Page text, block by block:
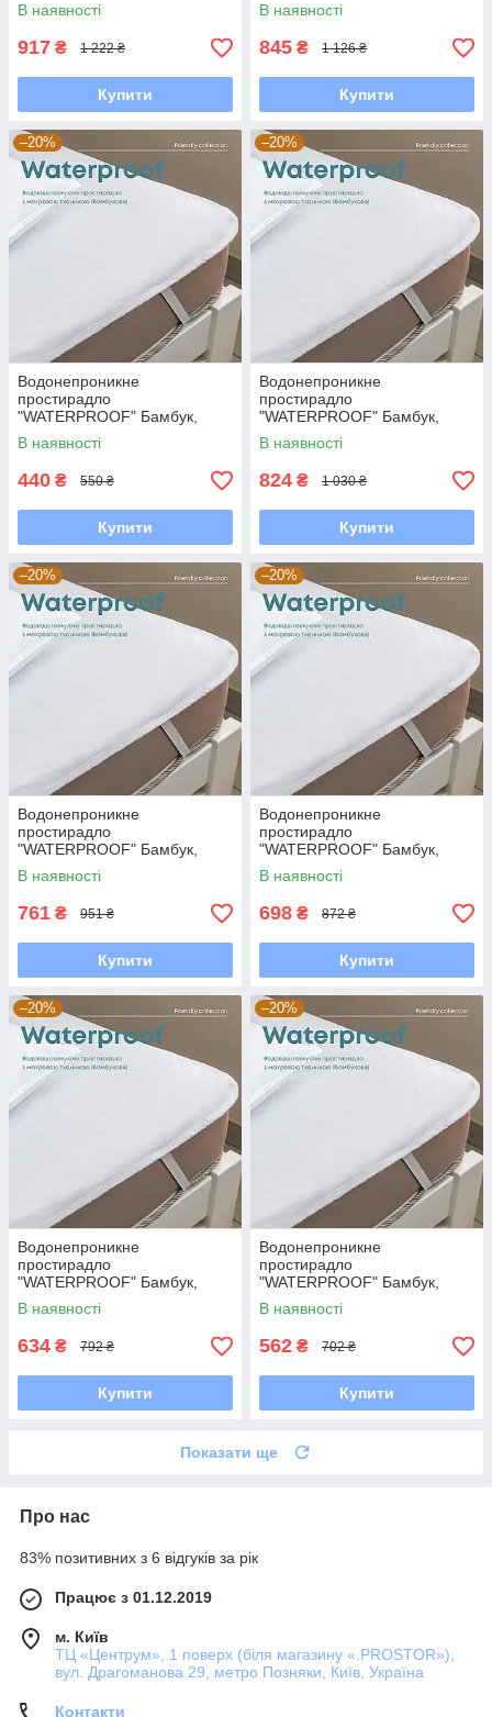
В наявності
917 ₴ 1 222 ₴
Купити
В наявності
845 ₴ 1 126 ₴
Купити
–20%
Водонепроникне
простирадло
"WATERPROOF" Бамбук,
80x200
В наявності
440 ₴ 550 ₴
Купити
–20%
Водонепроникне
простирадло
"WATERPROOF" Бамбук,
200x200
В наявності
824 ₴ 1 030 ₴
Купити
–20%
Водонепроникне
простирадло
"WATERPROOF" Бамбук,
180x200
В наявності
761 ₴ 951 ₴
Купити
–20%
Водонепроникне
простирадло
"WATERPROOF" Бамбук,
160x200
В наявності
698 ₴ 872 ₴
Купити
–20%
Водонепроникне
простирадло
"WATERPROOF" Бамбук,
140x200
В наявності
634 ₴ 792 ₴
Купити
–20%
Водонепроникне
простирадло
"WATERPROOF" Бамбук,
120x200
В наявності
562 ₴ 702 ₴
Купити
Показати ще
Про нас
83% позитивних з 6 відгуків за рік
Працює з 01.12.2019
м. Київ
ТЦ «Центрум», 1 поверх (біля магазину «.PROSTOR»),
вул. Драгоманова 29, метро Позняки, Київ, Україна
Контакти